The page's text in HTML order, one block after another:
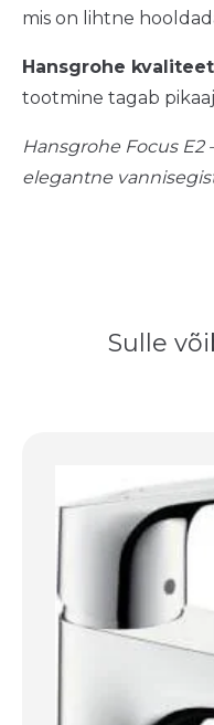
mis on lihtne
Hansgrohe kvaliteet
tootmine tagab
Hansgrohe Focus E2
elegantne
Sulle